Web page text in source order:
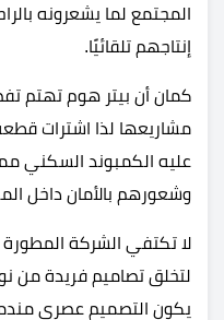
المجتمع لما يشعرونه
إنتاجهم تلقائيًا.
كمان أن بيتر هوم تهتم
مشاريعها لذا اشترات
عليه الكمبوند السكني
وشعورهم بالأمان داخل
لا تكتفي الشركة
لتخلق تصاميم فريدة من
يكون التصميم عصري